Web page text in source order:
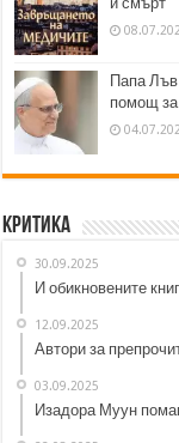
Папа Лъв
помощ
Критика
30.09.2025
И обикновените
12.09.2025
Автори за
03.09.2025
Изадора Муун